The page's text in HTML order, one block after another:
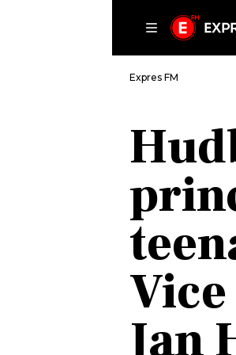
DOMŮ
ČLÁNKY
AKTUÁLNĚ
HUDBA
ROZHOVORY
#NEBUDUDOMA
KALENDÁŘ
KVÍZY
PODCASTY
Expres FM
Jan